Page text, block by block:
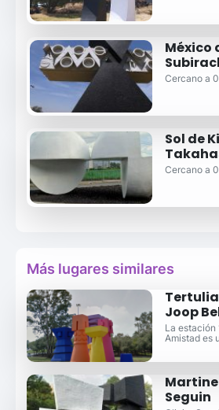
México
Cercano a
Sol de
Cercano a
Más lugares similares
Joop
La estación
Amistad es
Seguin